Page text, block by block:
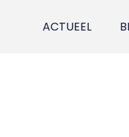
ACTUEEL